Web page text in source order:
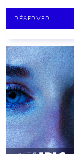
RÉSERVER